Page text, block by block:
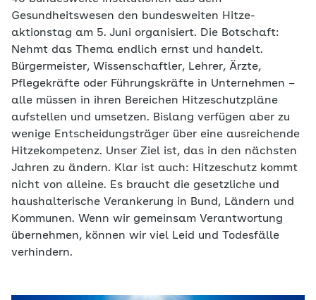
Gesundheitswesen den bundesweiten Hitze-
aktionstag am 5. Juni organisiert. Die Botschaft:
Nehmt das Thema endlich ernst und handelt.
Bürgermeister, Wissenschaftler, Lehrer, Ärzte,
Pflegekräfte oder Führungskräfte in Unternehmen –
alle müssen in ihren Bereichen Hitzeschutzpläne
aufstellen und umsetzen. Bislang verfügen aber zu
wenige Entscheidungsträger über eine ausreichende
Hitzekompetenz. Unser Ziel ist, das in den nächsten
Jahren zu ändern. Klar ist auch: Hitzeschutz kommt
nicht von alleine. Es braucht die gesetzliche und
haushalterische Verankerung in Bund, Ländern und
Kommunen. Wenn wir gemeinsam Verantwortung
übernehmen, können wir viel Leid und Todesfälle
verhindern.